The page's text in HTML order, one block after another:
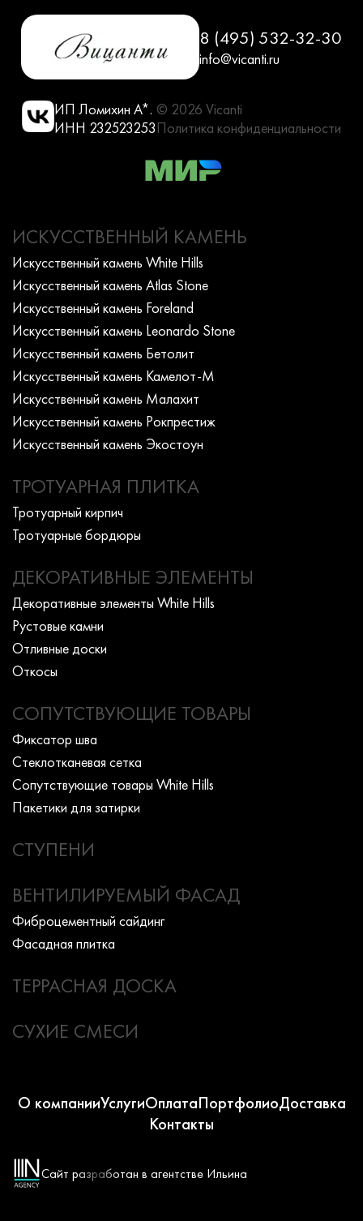
8 (495) 532-32-30
info@vicanti.ru
ИП Ломихин А*.
ИНН 232523253
© 2026 Vicanti
Политика конфиденциальности
ИСКУССТВЕННЫЙ КАМЕНЬ
Искусcтвенный камень White Hills
Искусcтвенный камень Atlas Stone
Искусcтвенный камень Foreland
Искусcтвенный камень Leonardo Stone
Искусcтвенный камень Бетолит
Искусcтвенный камень Камелот-М
Искусcтвенный камень Малахит
Искусcтвенный камень Рокпрестиж
Искусcтвенный камень Экостоун
ТРОТУАРНАЯ ПЛИТКА
Тротуарный кирпич
Тротуарные бордюры
ДЕКОРАТИВНЫЕ ЭЛЕМЕНТЫ
Декоративные элементы White Hills
Рустовые камни
Отливные доски
Откосы
СОПУТСТВУЮЩИЕ ТОВАРЫ
Фиксатор шва
Стеклотканевая сетка
Сопутствующие товары White Hills
Пакетики для затирки
СТУПЕНИ
ВЕНТИЛИРУЕМЫЙ ФАСАД
Фиброцементный сайдинг
Фасадная плитка
ТЕРРАСНАЯ ДОСКА
СУХИЕ СМЕСИ
О компанииУслугиОплатаПортфолиоДоставка
Контакты
Сайт разработан в агентстве Ильина